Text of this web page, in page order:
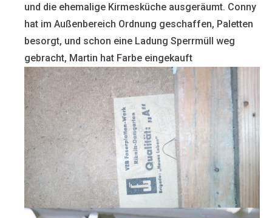
und die ehemalige Kirmesküche ausgeräumt. Conny
hat im Außenbereich Ordnung geschaffen, Paletten
besorgt, und schon eine Ladung Sperrmüll weg
gebracht, Martin hat Farbe eingekauft